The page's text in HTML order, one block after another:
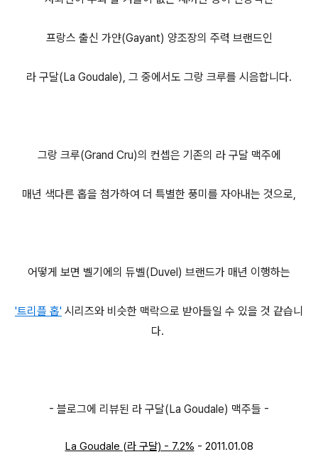
프랑스 출신 가얀(Gayant) 양조장의 주력 브랜드인
라 구달(La Goudale), 그 중에서도 그랑 크루를 시음합니다.
그랑 크루(Grand Cru)의 컨셉은 기존의 라 구달 맥주에
매년 색다른 홉을 첨가하여 더 특별한 풍미를 자아내는 것으로,
어떻게 보면 벨기에의 듀벨(Duvel) 브랜드가 매년 이행하는
'트리플 홉' 시리즈와 비슷한 맥락으로 받아들일 수 있을 것 같습니
다.
- 블로그에 리뷰된 라 구달(La Goudale) 맥주들 -
La Goudale (라 구달) - 7.2% - 2011.01.08